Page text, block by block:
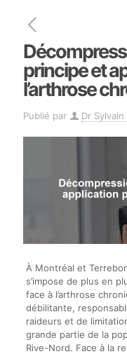
principe et
l’arthrose
Publié par Dr
À Montréal et
s’impose de plus en
face à l’arthrose
débilitante,
raideurs et de
grande partie de la
Rive-Nord. Face à la